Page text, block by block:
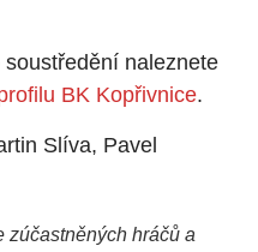
naleznete
BK Kopřivnice.
Slíva, Pavel
zúčastněných hráčů a